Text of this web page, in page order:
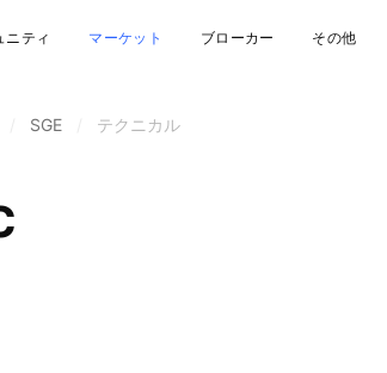
ニティ マーケット ブローカー その他
SGE テクニカル